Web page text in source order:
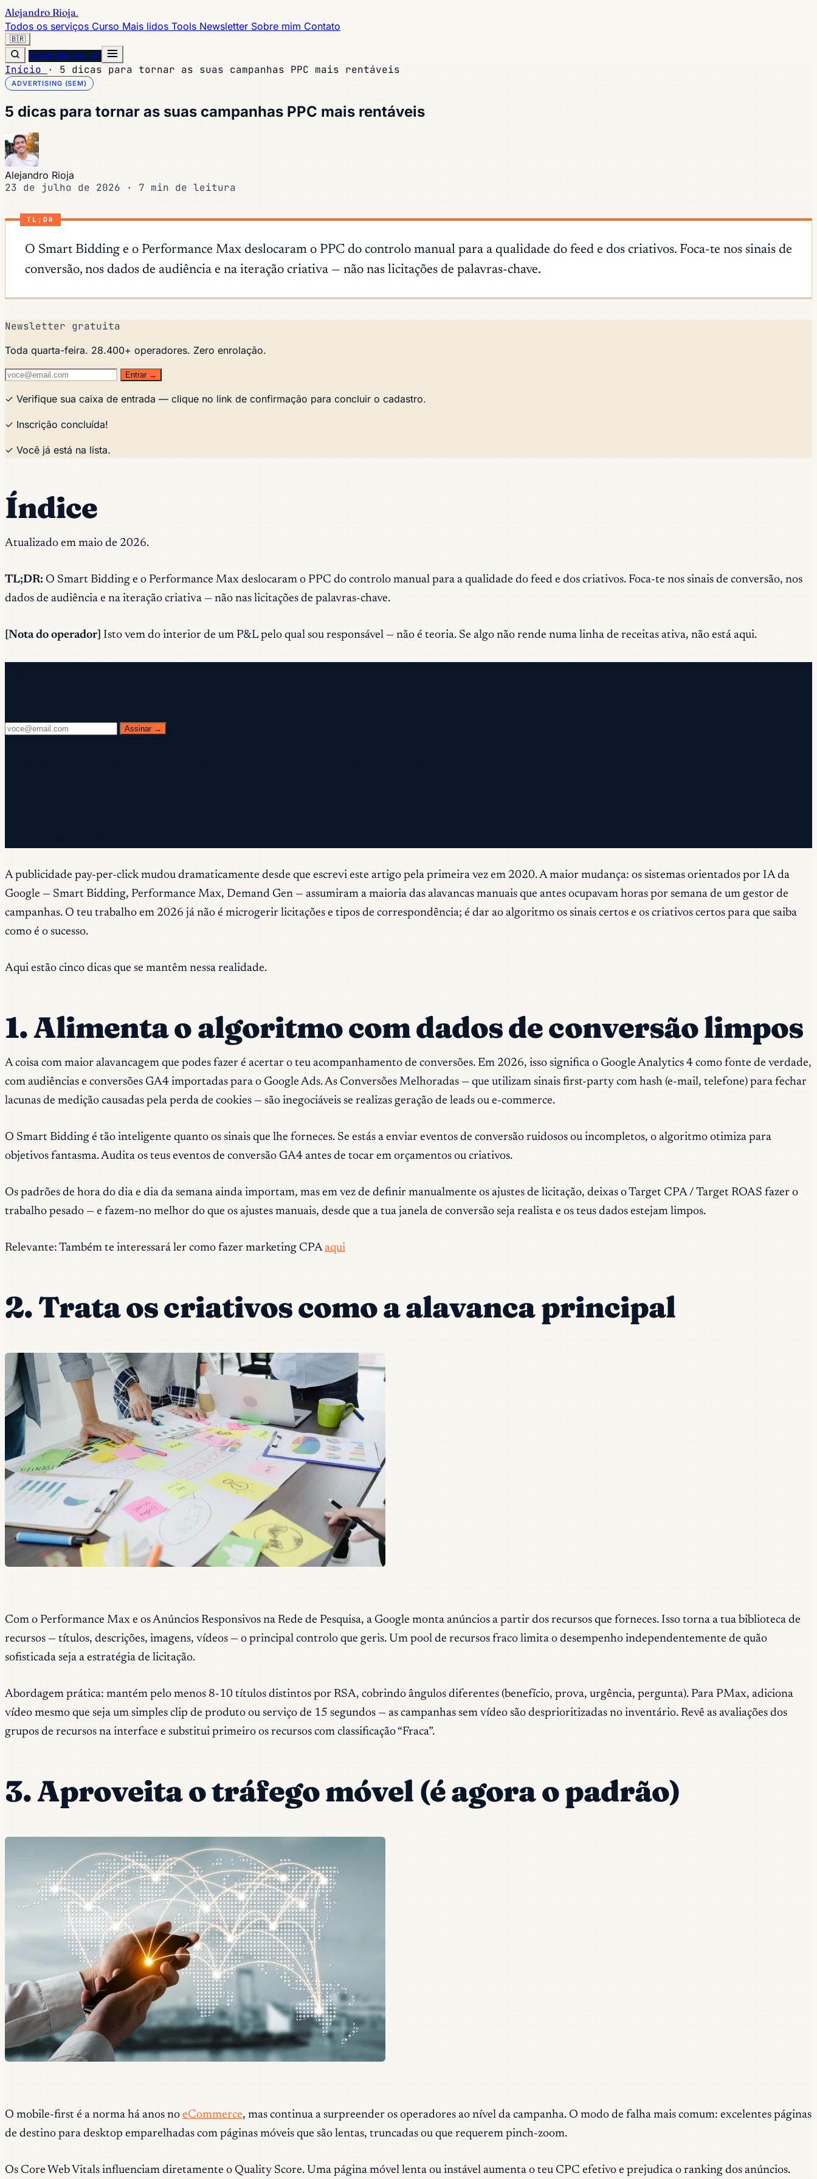
Alejandro Rioja.
Todos os serviços Curso Mais lidos Tools Newsletter Sobre mim Contato
🇧🇷
Contrate-me →
Início · 5 dicas para tornar as suas campanhas PPC mais rentáveis
ADVERTISING (SEM)
5 dicas para tornar as suas campanhas PPC mais rentáveis
Alejandro Rioja
23 de julho de 2026 · 7 min de leitura
TL;DR
O Smart Bidding e o Performance Max deslocaram o PPC do controlo manual para a qualidade do feed e dos criativos. Foca-te nos sinais de
conversão, nos dados de audiência e na iteração criativa — não nas licitações de palavras-chave.
Newsletter gratuita
Toda quarta-feira. 28.400+ operadores. Zero enrolação.
Entrar →
✓ Verifique sua caixa de entrada — clique no link de confirmação para concluir o cadastro.
✓ Inscrição concluída!
✓ Você já está na lista.
Índice
Atualizado em maio de 2026.
TL;DR: O Smart Bidding e o Performance Max deslocaram o PPC do controlo manual para a qualidade do feed e dos criativos. Foca-te nos sinais de conversão, nos
dados de audiência e na iteração criativa — não nas licitações de palavras-chave.
[Nota do operador] Isto vem do interior de um P&L pelo qual sou responsável — não é teoria. Se algo não rende numa linha de receitas ativa, não está aqui.
Assinar →
A publicidade pay-per-click mudou dramaticamente desde que escrevi este artigo pela primeira vez em 2020. A maior mudança: os sistemas orientados por IA da
Google — Smart Bidding, Performance Max, Demand Gen — assumiram a maioria das alavancas manuais que antes ocupavam horas por semana de um gestor de
campanhas. O teu trabalho em 2026 já não é microgerir licitações e tipos de correspondência; é dar ao algoritmo os sinais certos e os criativos certos para que saiba
como é o sucesso.
Aqui estão cinco dicas que se mantêm nessa realidade.
1. Alimenta o algoritmo com dados de conversão limpos
A coisa com maior alavancagem que podes fazer é acertar o teu acompanhamento de conversões. Em 2026, isso significa o Google Analytics 4 como fonte de verdade,
com audiências e conversões GA4 importadas para o Google Ads. As Conversões Melhoradas — que utilizam sinais first-party com hash (e-mail, telefone) para fechar
lacunas de medição causadas pela perda de cookies — são inegociáveis se realizas geração de leads ou e-commerce.
O Smart Bidding é tão inteligente quanto os sinais que lhe forneces. Se estás a enviar eventos de conversão ruidosos ou incompletos, o algoritmo otimiza para
objetivos fantasma. Audita os teus eventos de conversão GA4 antes de tocar em orçamentos ou criativos.
Os padrões de hora do dia e dia da semana ainda importam, mas em vez de definir manualmente os ajustes de licitação, deixas o Target CPA / Target ROAS fazer o
trabalho pesado — e fazem-no melhor do que os ajustes manuais, desde que a tua janela de conversão seja realista e os teus dados estejam limpos.
Relevante: Também te interessará ler como fazer marketing CPA aqui
2. Trata os criativos como a alavanca principal
Com o Performance Max e os Anúncios Responsivos na Rede de Pesquisa, a Google monta anúncios a partir dos recursos que forneces. Isso torna a tua biblioteca de
recursos — títulos, descrições, imagens, vídeos — o principal controlo que geris. Um pool de recursos fraco limita o desempenho independentemente de quão
sofisticada seja a estratégia de licitação.
Abordagem prática: mantém pelo menos 8-10 títulos distintos por RSA, cobrindo ângulos diferentes (benefício, prova, urgência, pergunta). Para PMax, adiciona
vídeo mesmo que seja um simples clip de produto ou serviço de 15 segundos — as campanhas sem vídeo são desprioritizadas no inventário. Revê as avaliações dos
grupos de recursos na interface e substitui primeiro os recursos com classificação “Fraca”.
3. Aproveita o tráfego móvel (é agora o padrão)
O mobile-first é a norma há anos no eCommerce, mas continua a surpreender os operadores ao nível da campanha. O modo de falha mais comum: excelentes páginas
de destino para desktop emparelhadas com páginas móveis que são lentas, truncadas ou que requerem pinch-zoom.
Os Core Web Vitals influenciam diretamente o Quality Score. Uma página móvel lenta ou instável aumenta o teu CPC efetivo e prejudica o ranking dos anúncios.